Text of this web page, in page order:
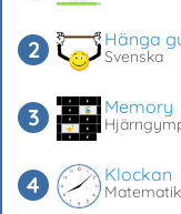
Hänga
Svenska
Memory
Klockan
Matematik